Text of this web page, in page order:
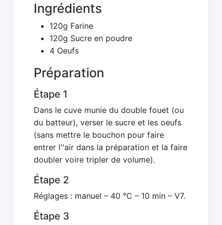
Ingrédients
120g Farine
120g Sucre en poudre
4 Oeufs
Préparation
Étape 1
Dans le cuve munie du double fouet (ou
du batteur), verser le sucre et les oeufs
(sans mettre le bouchon pour faire
entrer l''air dans la préparation et la faire
doubler voire tripler de volume).
Étape 2
Réglages : manuel – 40 °C – 10 min – V7.
Étape 3